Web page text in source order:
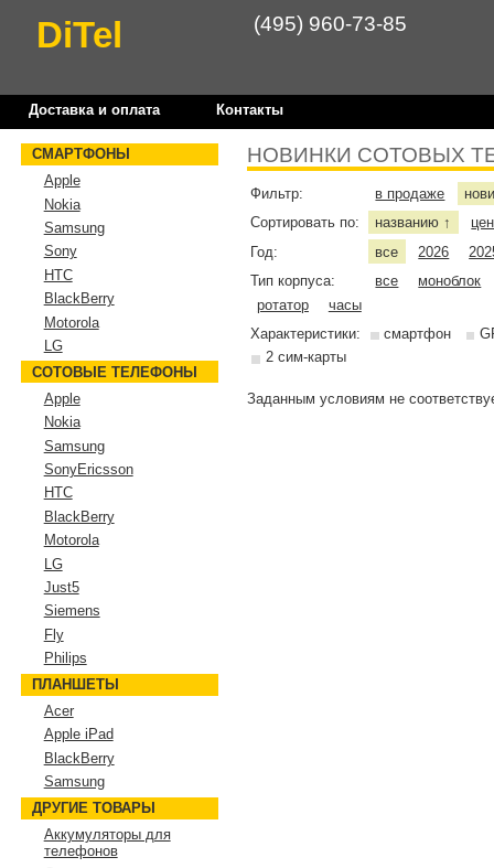
DiTel (495) 960-73-85
Доставка и оплата Контакты
НОВИНКИ СОТОВЫХ
Фильтр: в продаже
Сортировать по:
названию ↑
Год:
все 2026
Тип корпуса:
все
моноблок
ротатор
часы
Характеристики:
смартфон
2 сим-карты
Заданным условиям не
СМАРТФОНЫ
Apple
Nokia
Samsung
Sony
HTC
BlackBerry
Motorola
LG
СОТОВЫЕ ТЕЛЕФОНЫ
Apple
Nokia
Samsung
SonyEricsson
HTC
BlackBerry
Motorola
LG
Just5
Siemens
Fly
Philips
ПЛАНШЕТЫ
Acer
Apple iPad
BlackBerry
Samsung
ДРУГИЕ ТОВАРЫ
Аккумуляторы для
телефонов